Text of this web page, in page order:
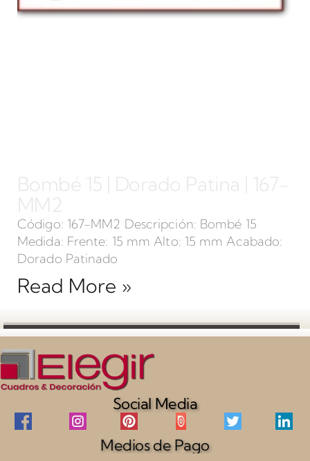
Bombé 15 | Dorado Patina | 167-
MM2
Código: 167-MM2 Descripción: Bombé 15
Medida: Frente: 15 mm Alto: 15 mm Acabado:
Dorado Patinado
Read More »
Social Media
Medios de Pago